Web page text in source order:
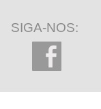
SIGA-NOS: